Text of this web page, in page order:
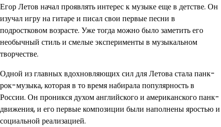
Егор Летов начал проявлять интерес к музыке еще в детстве. Он
изучал игру на гитаре и писал свои первые песни в
подростковом возрасте. Уже тогда можно было заметить его
необычный стиль и смелые эксперименты в музыкальном
творчестве.
Одной из главных вдохновляющих сил для Летова стала панк-
рок-музыка, которая в то время набирала популярность в
России. Он проникся духом английского и американского панк-
движения, и его первые композиции были наполнены яростью и
социальной реализацией.